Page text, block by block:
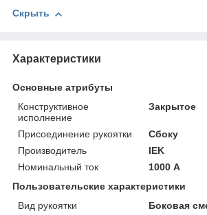
Скрыть
Характеристики
Основные атрибуты
Конструктивное
исполнение
Закрытое
Присоединение рукоятки
Сбоку
Производитель
IEK
Номинальный ток
1000 А
Пользовательские характеристики
Вид рукоятки
Боковая